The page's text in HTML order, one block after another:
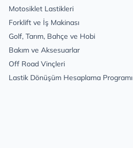
Motosiklet Lastikleri
Forklift ve İş Makinası
Golf, Tarım, Bahçe ve Hobi
Bakım ve Aksesuarlar
Off Road Vinçleri
Lastik Dönüşüm Hesaplama Programı